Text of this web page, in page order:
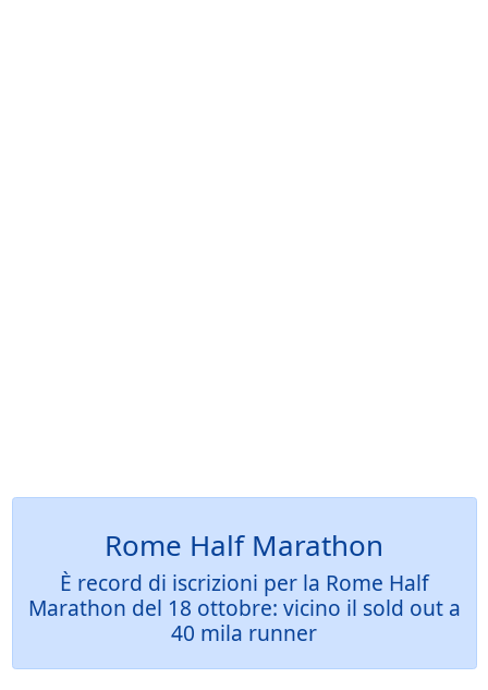
Rome Half Marathon
È record di iscrizioni per la Rome Half
Marathon del 18 ottobre: vicino il sold out a
40 mila runner